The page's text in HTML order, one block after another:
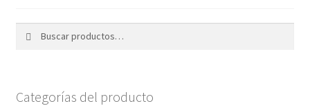
Categorías del producto